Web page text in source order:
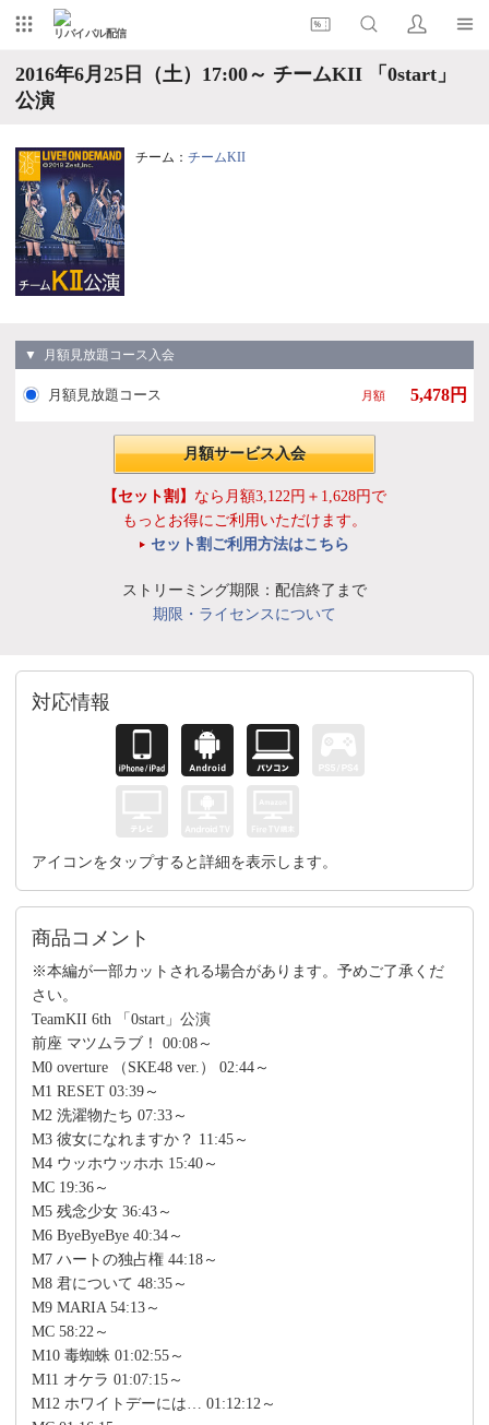
リバイバル配信
2016年6月25日（土）17:00～ チームKII 「0start」
公演
チーム： チームKII
▼ 月額見放題コース入会
月額見放題コース 月額 5,478円
月額サービス入会
【セット割】 なら月額3,122円＋1,628円で
もっとお得にご利用いただけます。
セット割ご利用方法はこちら
ストリーミング期限：配信終了まで
期限・ライセンスについて
対応情報
アイコンをタップすると詳細を表示します。
商品コメント
※本編が一部カットされる場合があります。予めご了承くだ
さい。
TeamKII 6th 「0start」公演
前座 マツムラブ！ 00:08～
M0 overture （SKE48 ver.） 02:44～
M1 RESET 03:39～
M2 洗濯物たち 07:33～
M3 彼女になれますか？ 11:45～
M4 ウッホウッホホ 15:40～
MC 19:36～
M5 残念少女 36:43～
M6 ByeByeBye 40:34～
M7 ハートの独占権 44:18～
M8 君について 48:35～
M9 MARIA 54:13～
MC 58:22～
M10 毒蜘蛛 01:02:55～
M11 オケラ 01:07:15～
M12 ホワイトデーには… 01:12:12～